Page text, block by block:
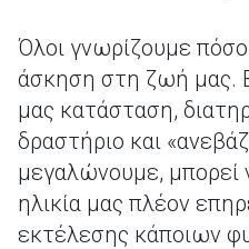
Όλοι γνωρίζουμε
άσκηση στη ζωή μας.
μας κατάσταση,
δραστήριο και
μεγαλώνουμε, μπορεί
ηλικία μας πλέον
εκτέλεσης κάποιων